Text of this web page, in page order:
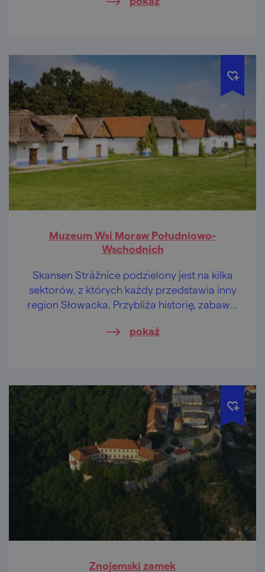
regionalnych przysmaków.
Muzeum Wsi Moraw Południowo-
Wschodnich
Skansen Strážnice podzielony jest na kilka
sektorów, z których każdy przedstawia inny
region Słowacka. Przybliża historię, zabawia
pokaż
Znojemski zamek